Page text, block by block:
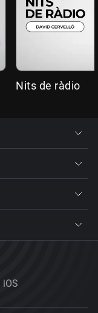
Nits de ràdio
iOS